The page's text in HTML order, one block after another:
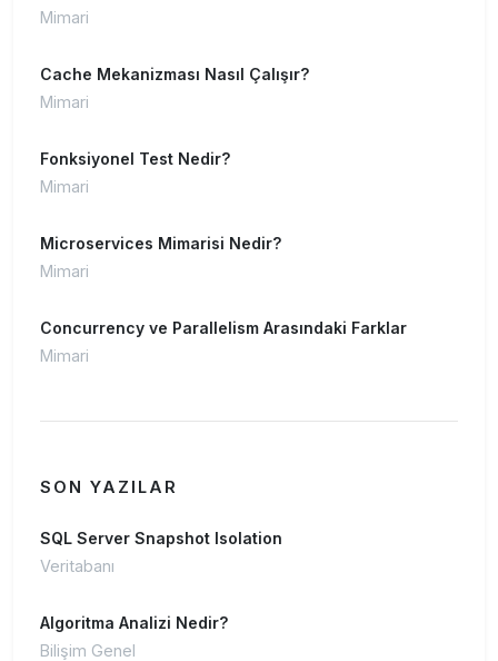
Mimari
Cache Mekanizması Nasıl Çalışır?
Mimari
Fonksiyonel Test Nedir?
Mimari
Microservices Mimarisi Nedir?
Mimari
Concurrency ve Parallelism Arasındaki Farklar
Mimari
SON YAZILAR
SQL Server Snapshot Isolation
Veritabanı
Algoritma Analizi Nedir?
Bilişim Genel